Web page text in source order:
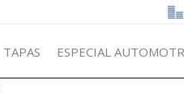
TAPAS ESPECIAL